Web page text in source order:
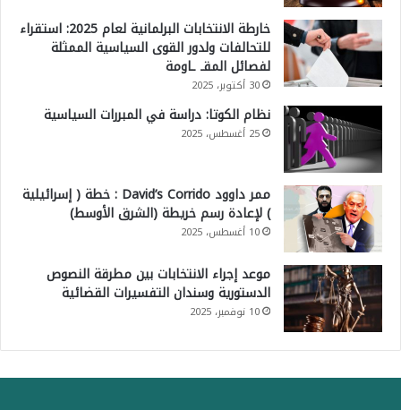
خارطة الانتخابات البرلمانية لعام 2025: استقراء
للتحالفات ولدور القوى السياسية الممثلة
لفصائل المقـ ـاومة
30 أكتوبر، 2025
نظام الكوتا: دراسة في المبررات السياسية
25 أغسطس، 2025
ممر داوود David’s Corrido : خطة ( إسرائيلية
) لإعادة رسم خريطة (الشرق الأوسط)
10 أغسطس، 2025
موعد إجراء الانتخابات بين مطرقة النصوص
الدستورية وسندان التفسيرات القضائية
10 نوفمبر، 2025